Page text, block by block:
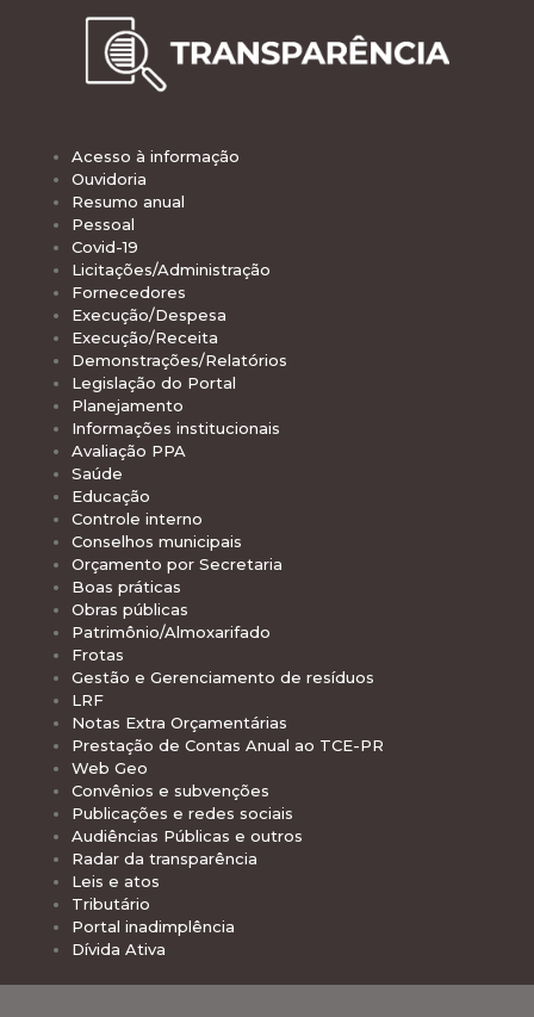
Acesso à informação
Ouvidoria
Resumo anual
Pessoal
Covid-19
Licitações/Administração
Fornecedores
Execução/Despesa
Execução/Receita
Demonstrações/Relatórios
Legislação do Portal
Planejamento
Informações institucionais
Avaliação PPA
Saúde
Educação
Controle interno
Conselhos municipais
Orçamento por Secretaria
Boas práticas
Obras públicas
Patrimônio/Almoxarifado
Frotas
Gestão e Gerenciamento de resíduos
LRF
Notas Extra Orçamentárias
Prestação de Contas Anual ao TCE-PR
Web Geo
Convênios e subvenções
Publicações e redes sociais
Audiências Públicas e outros
Radar da transparência
Leis e atos
Tributário
Portal inadimplência
Dívida Ativa